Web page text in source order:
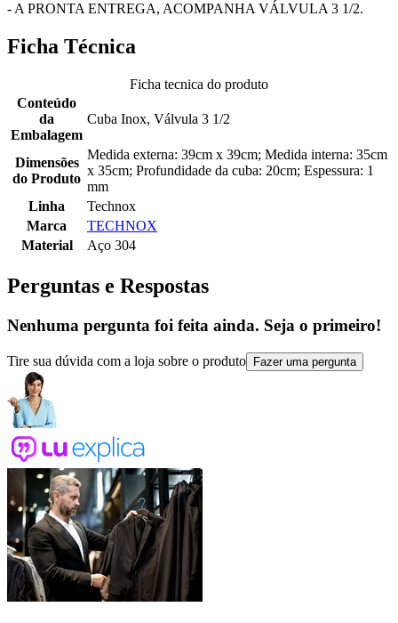
- A PRONTA ENTREGA, ACOMPANHA VÁLVULA 3 1/2.
Ficha Técnica
Ficha tecnica do produto
Conteúdo
da
Embalagem
Cuba Inox, Válvula 3 1/2
Dimensões
do Produto
Medida externa: 39cm x 39cm; Medida interna: 35cm
x 35cm; Profundidade da cuba: 20cm; Espessura: 1
mm
Linha
Technox
Marca
TECHNOX
Material
Aço 304
Perguntas e Respostas
Nenhuma pergunta foi feita ainda. Seja o primeiro!
Tire sua dúvida com a loja sobre o produto Fazer uma pergunta